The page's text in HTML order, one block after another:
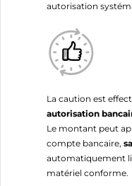
autorisation
La caution est
autorisation
Le montant peut
compte bancaire,
automatiquement
matériel conforme.